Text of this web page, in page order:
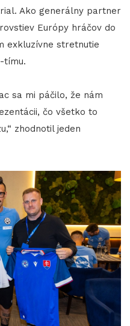
Ako generálny partner
Európy hráčov do
exkluzívne stretnutie
tímu.
sa mi páčilo, že nám
čo všetko to
zhodnotil jeden